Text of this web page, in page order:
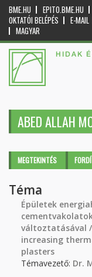
BME.HU EPITO.BME.HU
OKTATÓI BELÉPÉS
E-MAIL
MAGYAR
HIDAK
ABED ALLAH
Elsődleges
MEGTEKINTÉS (AKTÍV
Téma
Épületek
változtatásával /
increasing
plasters
Témavezető: Dr.